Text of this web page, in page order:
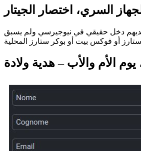
السري، اختصار الجيتار
دخل حقيقي في نيوجيرسي ولم يسبق
يوم الأم والأب – هدية ولادة